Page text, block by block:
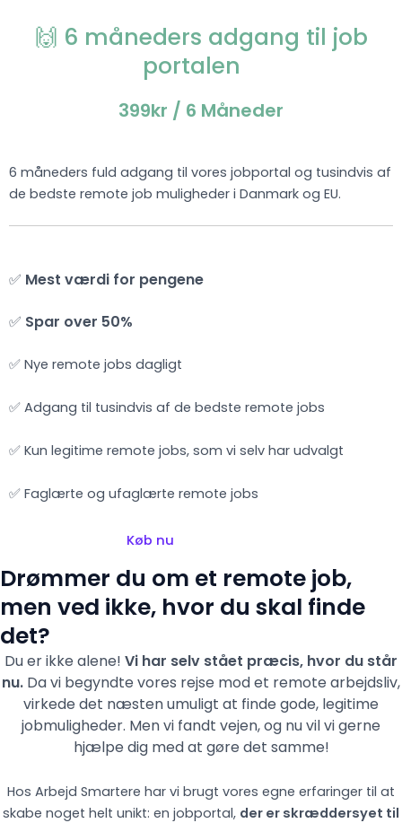
🙌 6 måneders adgang til job
portalen
399kr / 6 Måneder
6 måneders fuld adgang til vores jobportal og tusindvis af
de bedste remote job muligheder i Danmark og EU.
✅ Mest værdi for pengene
✅ Spar over 50%
✅ Nye remote jobs dagligt
✅ Adgang til tusindvis af de bedste remote jobs
✅ Kun legitime remote jobs, som vi selv har udvalgt
✅ Faglærte og ufaglærte remote jobs
Køb nu
Drømmer du om et remote job,
men ved ikke, hvor du skal finde
det?
Du er ikke alene! Vi har selv stået præcis, hvor du står
nu. Da vi begyndte vores rejse mod et remote arbejdsliv,
virkede det næsten umuligt at finde gode, legitime
jobmuligheder. Men vi fandt vejen,og nu vil vi gerne
hjælpe dig med at gøre det samme!
Hos Arbejd Smartere har vi brugt vores egne erfaringer til at
skabe noget helt unikt: en jobportal, der er skræddersyet til